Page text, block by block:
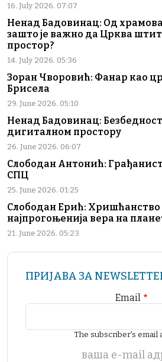
16. July 2026. 07:07
Ненад Бадовинац: Од
зашто је важно да Црква
простор?
14. July 2026. 05:36
Зоран Чворовић: Фанар као
Брисела
29. June 2026. 05:10
Ненад Бадовинац:
дигиталном простору
26. June 2026. 06:07
Слободан Антонић:
СПЦ
25. June 2026. 01:25
Слободан Ерић: Хришћанство
најпрогоњенија вера на
21. June 2026. 05:23
ПРИЈАВА ЗА
Email
The subscriber's email
ваша е-mail